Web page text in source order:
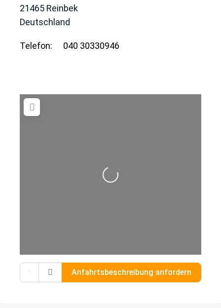
21465 Reinbek
Deutschland
Telefon: 040 30330946
Wird geladen …
Gib deinen Standort ein.
Anfahrtsbeschreibung anfordern